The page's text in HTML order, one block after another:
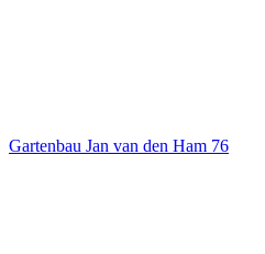
Gartenbau Jan van den Ham 76